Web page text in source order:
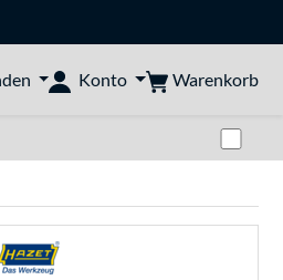
Konto Warenkorb